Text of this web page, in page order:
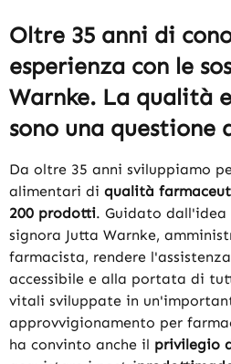
Oltre 35 anni di
esperienza con le
Warnke. La qualità
sono una questione
Da oltre 35 anni sviluppiamo
alimentari di qualità
200 prodotti. Guidato
signora Jutta Warnke,
farmacista, rendere
accessibile e alla portata di
vitali sviluppate in
approvvigionamento per
ha convinto anche il privilegio